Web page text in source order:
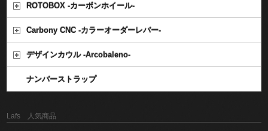
ROTOBOX -カーボンホイール-
Carbony CNC -カラーオーダーレバー-
デザインカウル -Arcobaleno-
ナンバーストラップ
Lafs 人気商品